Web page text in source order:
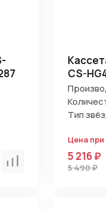
Сравнить
CS-
Тип
Цена
5 216 ₽
5 490 ₽